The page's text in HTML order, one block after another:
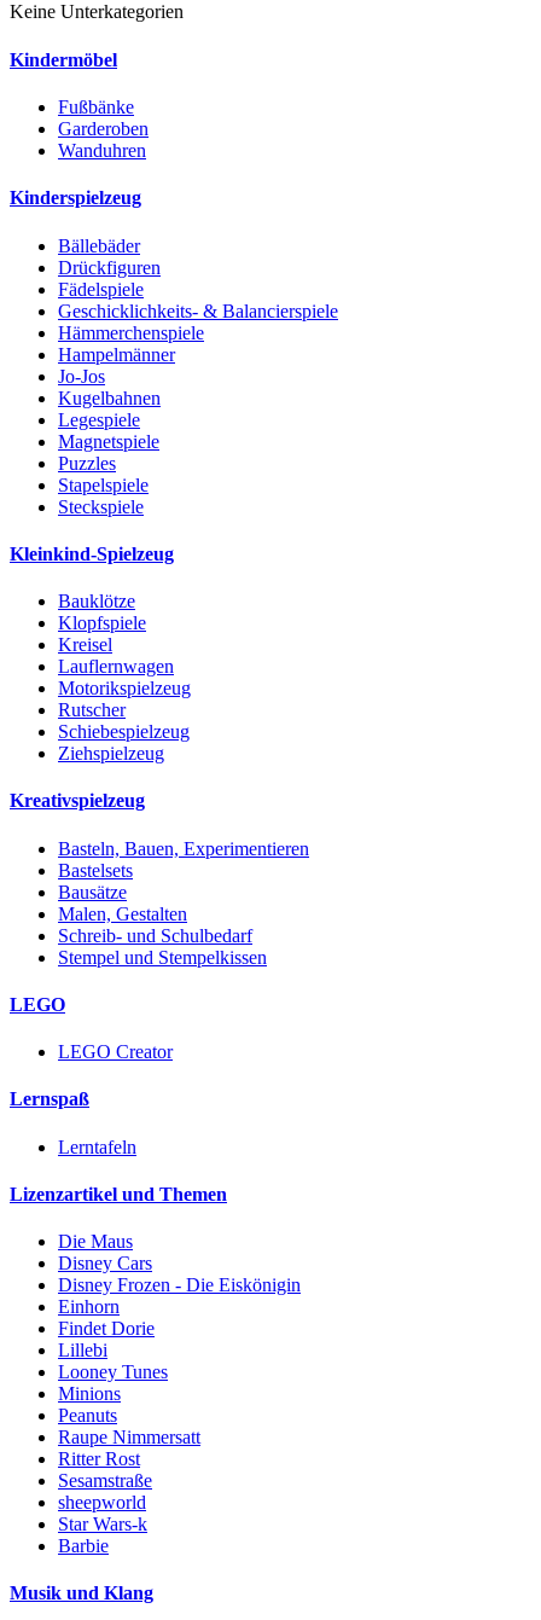
Keine Unterkategorien
Kindermöbel
Fußbänke
Garderoben
Wanduhren
Kinderspielzeug
Bällebäder
Drückfiguren
Fädelspiele
Geschicklichkeits- & Balancierspiele
Hämmerchenspiele
Hampelmänner
Jo-Jos
Kugelbahnen
Legespiele
Magnetspiele
Puzzles
Stapelspiele
Steckspiele
Kleinkind-Spielzeug
Bauklötze
Klopfspiele
Kreisel
Lauflernwagen
Motorikspielzeug
Rutscher
Schiebespielzeug
Ziehspielzeug
Kreativspielzeug
Basteln, Bauen, Experimentieren
Bastelsets
Bausätze
Malen, Gestalten
Schreib- und Schulbedarf
Stempel und Stempelkissen
LEGO
LEGO Creator
Lernspaß
Lerntafeln
Lizenzartikel und Themen
Die Maus
Disney Cars
Disney Frozen - Die Eiskönigin
Einhorn
Findet Dorie
Lillebi
Looney Tunes
Minions
Peanuts
Raupe Nimmersatt
Ritter Rost
Sesamstraße
sheepworld
Star Wars-k
Barbie
Musik und Klang